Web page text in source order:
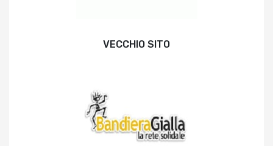
VECCHIO SITO